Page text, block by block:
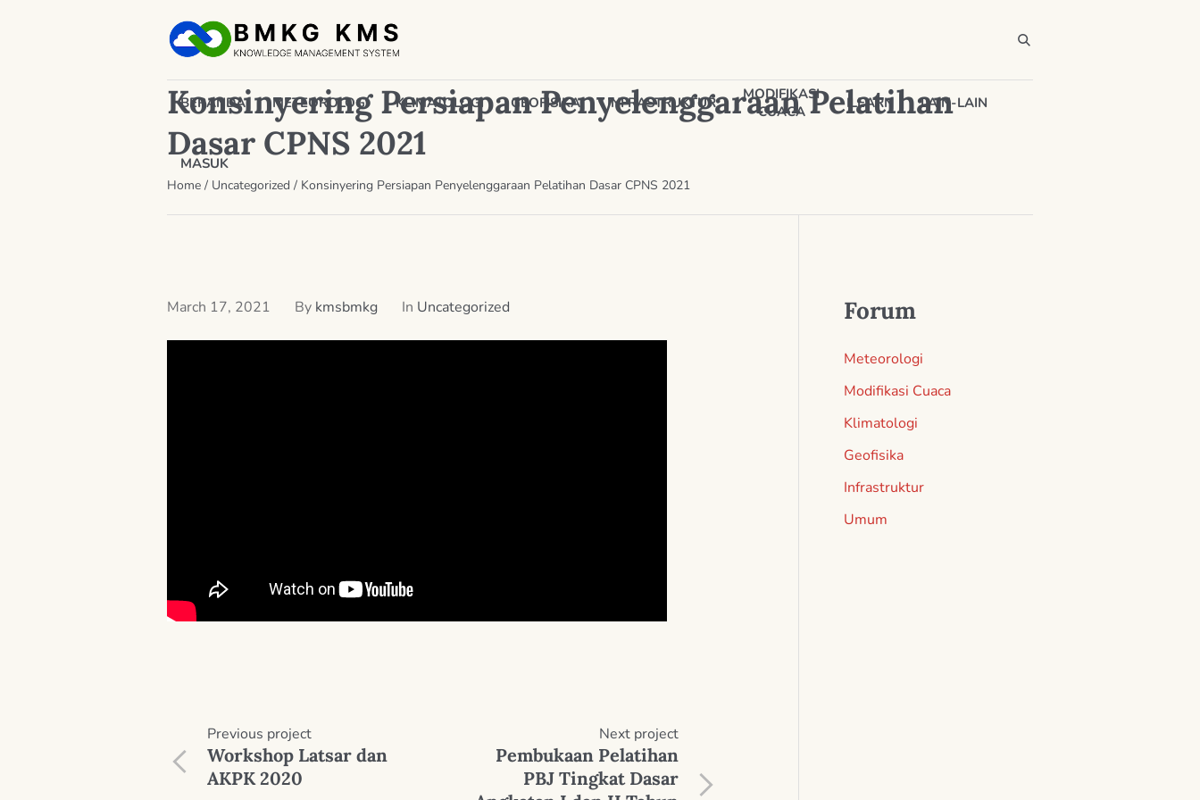
BERANDA METEOROLOGI KLIMATOLOGI GEOFISIKA INFRASTRUKTUR
MODIFIKASI
CUACA
ILEARN LAIN-LAIN
MASUK
Konsinyering Persiapan Penyelenggaraan Pelatihan
Dasar CPNS 2021
Home / Uncategorized / Konsinyering Persiapan Penyelenggaraan Pelatihan Dasar CPNS 2021
March 17, 2021 By kmsbmkg In Uncategorized
Previous project
Workshop Latsar dan
AKPK 2020
Next project
Pembukaan Pelatihan
PBJ Tingkat Dasar
Forum
Meteorologi
Modifikasi Cuaca
Klimatologi
Geofisika
Infrastruktur
Umum